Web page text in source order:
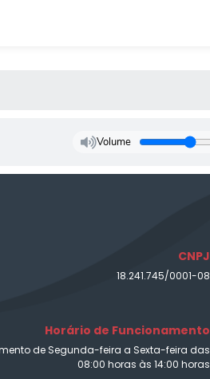
Volume
CNPJ
18.241.745/0001-08
Horário de Funcionamento
de Segunda-feira a Sexta-feira das
08:00 horas às 14:00 horas